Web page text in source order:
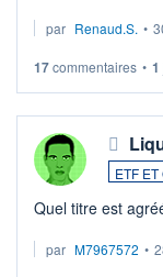
Investissement
par Renaud.S. •
17commentaires • 1
ETF
Quel titre est
par M7967572 •